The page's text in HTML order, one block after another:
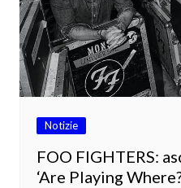
Notizie
FOO FIGHTERS:
‘Are Playing